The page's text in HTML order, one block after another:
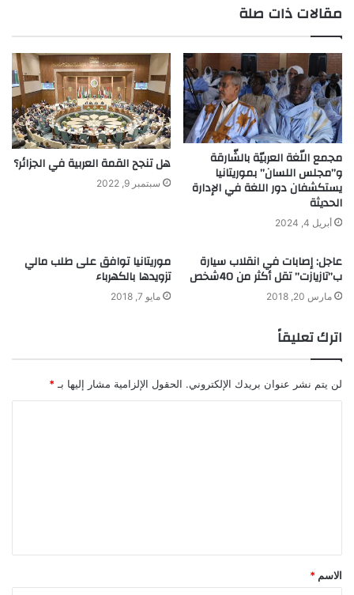
مقالات ذات صلة
مجمع اللّغة العربيّة بالشّارقة
و”مجلس اللسان” بموريتانيا
يستكشفان دور اللغة في الإدارة
الحديثة
أبريل 4, 2024
هل تنجح القمة العربية في الجزائر؟
سبتمبر 9, 2022
عاجل: إصابات في انقلاب سيارة
ب”تازيازت” تقل أكثر من 40شخص
مارس 20, 2018
موريتانيا توافق على طلب مالي
تزويدها بالكهرباء
مايو 7, 2018
اترك تعليقاً
لن يتم نشر عنوان بريدك الإلكتروني. الحقول الإلزامية مشار إليها بـ *
الاسم*